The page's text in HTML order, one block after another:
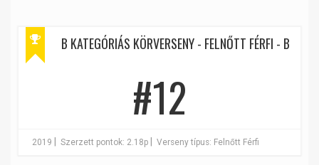
B KATEGÓRIÁS KÖRVERSENY - FELNŐTT FÉRFI - B
#12
2019 Szerzett pontok: 2.18p Verseny típus: Felnőtt Férfi